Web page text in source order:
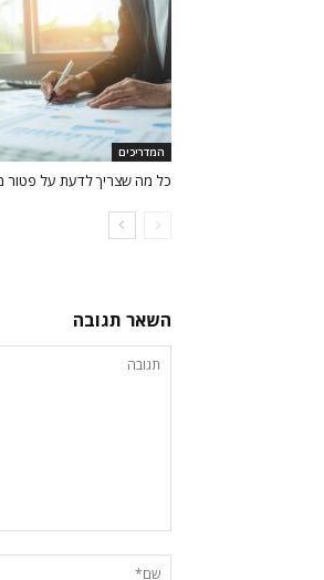
המדריכים
כל מה שצריך לדעת על
השאר תגובה